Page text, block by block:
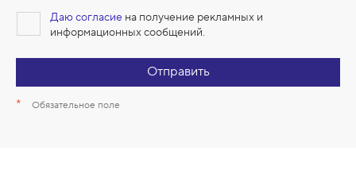
Даю согласие на получение рекламных и
информационных сообщений.
Отправить
* Обязательное поле